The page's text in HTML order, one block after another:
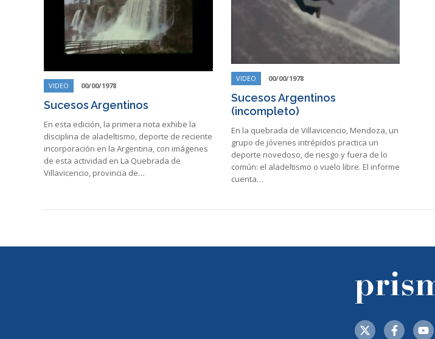
VIDEO 00/00/1978
Sucesos Argentinos
En esta edición, la primera nota exhibe la
disciplina de aladeltismo, deporte de reciente
incorporación en la Argentina, con imágenes
de esta actividad en La Quebrada de
Villavicencio, provincia de…
VIDEO 00/00/1978
Sucesos Argentinos
(incompleto)
En la quebrada de Villavicencio, Mendoza, un
grupo de jóvenes intrépidos practica un
deporte novedoso, de riesgo y fuera de lo
común: el aladeltismo o vuelo libre. El informe
cuenta…